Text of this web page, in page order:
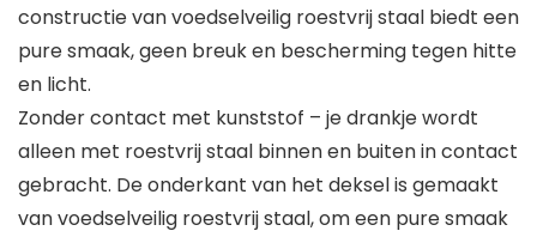
constructie van voedselveilig roestvrij staal biedt een
pure smaak, geen breuk en bescherming tegen hitte
en licht.
Zonder contact met kunststof – je drankje wordt
alleen met roestvrij staal binnen en buiten in contact
gebracht. De onderkant van het deksel is gemaakt
van voedselveilig roestvrij staal, om een pure smaak